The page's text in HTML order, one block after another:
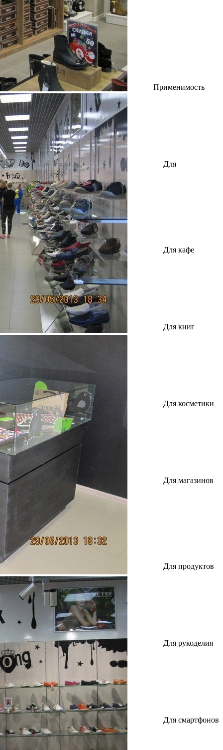
Применимость
Для
автозапчастей
Для кафе
Для книг
Для косметики
Для магазинов
и бутиков
Для продуктов
Для рукоделия
Для смартфонов